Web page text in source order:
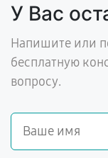
У Вас
Напишите или
бесплатную
вопросу.